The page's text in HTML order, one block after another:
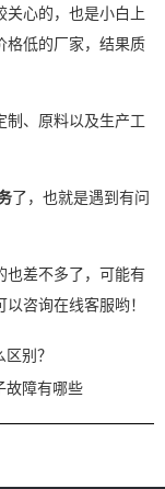
关心的，也是小白上
格低的厂家，结果质
制、原料以及生产工
了，也就是遇到有问
也差不多了，可能有
咨询在线客服哟！
别？
故障有哪些